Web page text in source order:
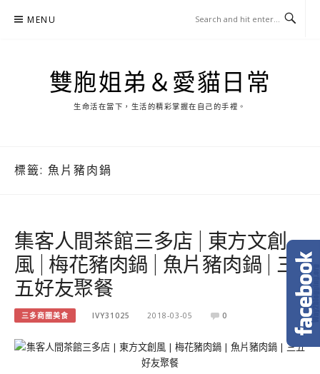
MENU
雙胞姐弟＆愛貓日常
生命活在當下，生活的精彩掌握在自己的手裡。
標籤: 魚片豬肉鍋
集客人間茶館三多店 | 東方文創
風 | 梅花豬肉鍋 | 魚片豬肉鍋 | 三
五好友聚餐
三多商圈美食 IVY31025 2018-03-05 0